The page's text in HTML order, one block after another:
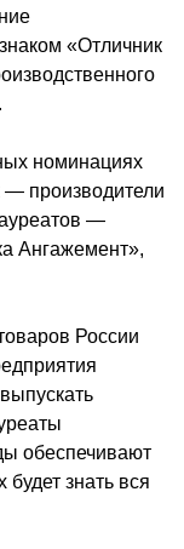
«Отличник
номинациях
— производители
—
Ангажемент»,
России
обеспечивают
знать вся